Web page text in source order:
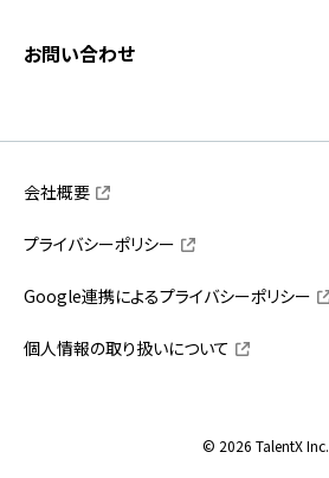
お問い合わせ
会社概要
プライバシーポリシー
Google連携によるプライバシーポリシー
個人情報の取り扱いについて
© 2026 TalentX Inc.